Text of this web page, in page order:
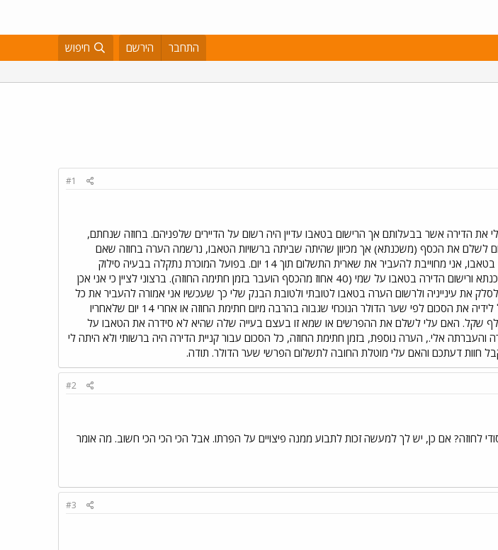
התחבר הירשם חיפוש
#1
מכרו לי את הדירה אשר בבעלותם אך הרישום בטאבו עדיין היה רשום על הדיירים שלפניהם. בחוזה שנחתם,
כי אני יכולה לקבל (להכנס) את הדירה ב- 1.1.2004 ותוך 14 יום לשלם את הכסף (משכנתא) אך מכיוון שהיתה שביתה ברשויות הטאבו, נרשמה הערה בחוזה שאם
המשכנתא תתעכב בגלל השביתה, אזי ביום שיתאפשר לרשום הדירה בטאבו, אני מחוייבת להעביר את שארית התשלום תוך 14 יום. בפועל המוכרת נתקלה בבעיה סילוק
המשכנתא שלה והישום בטאבו ולכן חל עיכוב עד היום בתשלום המשכנתא ורישום הדירה בטאבו על שמי (40 אחוז מהכסף הועבר בזמן חתימה החוזה). ברצוני לציין כי אני אכן
אחרי, הצליחה המוכרת לסלק את עינייניה ולרשום הערה בטאבו לטובתי ולטובת הבנק שלי כך שעכשיו אני אמורה להעביר את כל
יתרת התשלום. השאלה היא : הפרשי הדולר. המוכרת מתעקשת לקבל לידיה את הסכום לפי שער הדולר הנוכחי שגבוה בהרבה מיום חתימת החוזה או אחרי 14 יום שלאחריו
וחתמתי בחוזה. יש לציין כי ההפרשים מסתכמים ב- 12 אלף שקל. האם עלי לשלם את ההפרשים או שמא זו בעצם בעייה שלה שהיא לא סידרה את הטאבו על
והעברתה אלי., הערה נוספת, בזמן חתימת החוזה, כל הסכום עבור קניית הדירה היה ברשותי ולא היתה לי
חוות דעתכם והאם עלי מוטלת החובה לתשלום הפרשי שער הדולר. תודה.
#2
לחוזה? אם כן, יש לך למעשה זכות לתבוע ממנה פיצויים על הפרתו. אבל הכי הכי הכי חשוב. מה אומר
#3